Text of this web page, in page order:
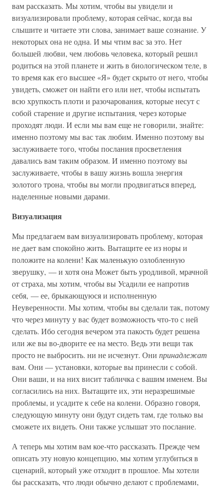
вам рассказать. Мы хотим, чтобы вы увидели и
визуализировали проблему, которая сейчас, когда вы
слышите и читаете эти слова, занимает ваше сознание. У
некоторых она не одна. И мы чтим вас за это. Нет
большей любви, чем любовь человека, который решил
родиться на этой планете и жить в биологическом теле, в
то время как его высшее «Я» будет скрыто от него, чтобы
увидеть, сможет он найти его или нет, чтобы испытать
всю хрупкость плоти и разочарования, которые несут с
собой старение и другие испытания, через которые
проходят люди. И если мы вам еще не говорили, знайте:
именно поэтому мы вас так любим. Именно поэтому вы
заслуживаете того, чтобы послания просветления
давались вам таким образом. И именно поэтому вы
заслуживаете, чтобы в вашу жизнь вошла энергия
золотого трона, чтобы вы могли продвигаться вперед,
наделенные новыми дарами.
Визуализация
Мы предлагаем вам визуализировать проблему, которая
не дает вам спокойно жить. Вытащите ее из норы и
положите на колени! Как маленькую озлобленную
зверушку, — и хотя она Может быть уродливой, мрачной
от страха, мы хотим, чтобы вы Усадили ее напротив
себя, — ее, брыкающуюся и исполненную
Неуверенности. Мы хотим, чтобы вы сделали так, потому
что через минуту у вас будет возможность что-то с ней
сделать. Ибо сегодня вечером эта пакость будет решена
или же вы во-дворите ее на место. Ведь эти вещи так
просто не выбросить. ни не исчезнут. Они принадлежат
вам. Они — установки, которые вы принесли с собой.
Они ваши, и на них висит табличка с вашим именем. Вы
согласились на них. Вытащите их, эти неразрешимые
проблемы, и усадите к себе на колени. Образно говоря,
следующую минуту они будут сидеть там, где только вы
сможете их видеть. Они также услышат это послание.
А теперь мы хотим вам кое-что рассказать. Прежде чем
описать эту новую концепцию, мы хотим углубиться в
сценарий, который уже отходит в прошлое. Мы хотели
бы рассказать, что люди обычно делают с проблемами,